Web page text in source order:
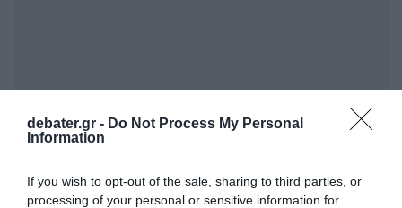
debater.gr - Do Not Process My Personal
Information
If you wish to opt-out of the sale, sharing to third parties, or
processing of your personal or sensitive information for
Ο καιρός την Παρασκευή